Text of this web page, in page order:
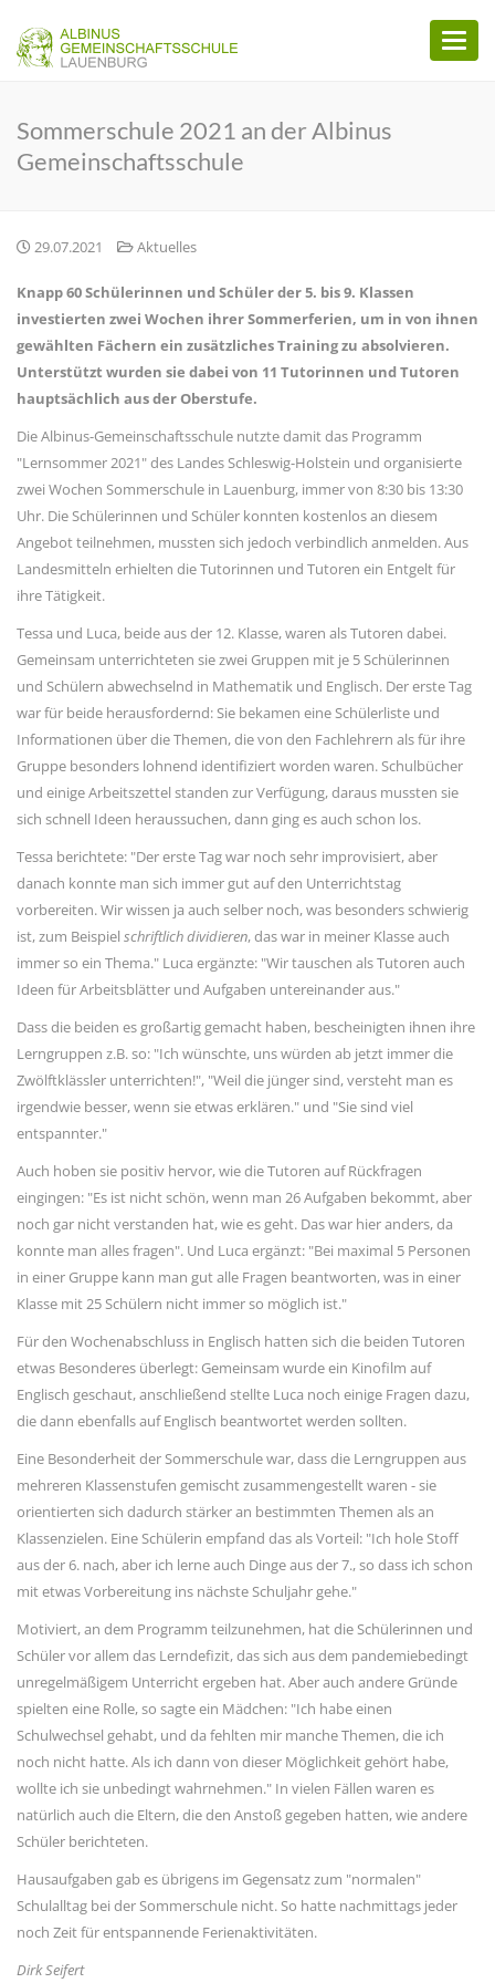
Toggle
Sommerschule 2021 an der Albinus
Gemeinschaftsschule
29.07.2021 Aktuelles
Knapp 60 Schülerinnen und Schüler der 5. bis 9. Klassen
investierten zwei Wochen ihrer Sommerferien, um in von ihnen
gewählten Fächern ein zusätzliches Training zu absolvieren.
Unterstützt wurden sie dabei von 11 Tutorinnen und Tutoren
hauptsächlich aus der Oberstufe.
Die Albinus-Gemeinschaftsschule nutzte damit das Programm
"Lernsommer 2021" des Landes Schleswig-Holstein und organisierte
zwei Wochen Sommerschule in Lauenburg, immer von 8:30 bis 13:30
Uhr. Die Schülerinnen und Schüler konnten kostenlos an diesem
Angebot teilnehmen, mussten sich jedoch verbindlich anmelden. Aus
Landesmitteln erhielten die Tutorinnen und Tutoren ein Entgelt für
ihre Tätigkeit.
Tessa und Luca, beide aus der 12. Klasse, waren als Tutoren dabei.
Gemeinsam unterrichteten sie zwei Gruppen mit je 5 Schülerinnen
und Schülern abwechselnd in Mathematik und Englisch. Der erste Tag
war für beide herausfordernd: Sie bekamen eine Schülerliste und
Informationen über die Themen, die von den Fachlehrern als für ihre
Gruppe besonders lohnend identifiziert worden waren. Schulbücher
und einige Arbeitszettel standen zur Verfügung, daraus mussten sie
sich schnell Ideen heraussuchen, dann ging es auch schon los.
Tessa berichtete: "Der erste Tag war noch sehr improvisiert, aber
danach konnte man sich immer gut auf den Unterrichtstag
vorbereiten. Wir wissen ja auch selber noch, was besonders schwierig
ist, zum Beispiel schriftlich dividieren, das war in meiner Klasse auch
immer so ein Thema." Luca ergänzte: "Wir tauschen als Tutoren auch
Ideen für Arbeitsblätter und Aufgaben untereinander aus."
Dass die beiden es großartig gemacht haben, bescheinigten ihnen ihre
Lerngruppen z.B. so: "Ich wünschte, uns würden ab jetzt immer die
Zwölftklässler unterrichten!", "Weil die jünger sind, versteht man es
irgendwie besser, wenn sie etwas erklären." und "Sie sind viel
entspannter."
Auch hoben sie positiv hervor, wie die Tutoren auf Rückfragen
eingingen: "Es ist nicht schön, wenn man 26 Aufgaben bekommt, aber
noch gar nicht verstanden hat, wie es geht. Das war hier anders, da
konnte man alles fragen". Und Luca ergänzt: "Bei maximal 5 Personen
in einer Gruppe kann man gut alle Fragen beantworten, was in einer
Klasse mit 25 Schülern nicht immer so möglich ist."
Für den Wochenabschluss in Englisch hatten sich die beiden Tutoren
etwas Besonderes überlegt: Gemeinsam wurde ein Kinofilm auf
Englisch geschaut, anschließend stellte Luca noch einige Fragen dazu,
die dann ebenfalls auf Englisch beantwortet werden sollten.
Eine Besonderheit der Sommerschule war, dass die Lerngruppen aus
mehreren Klassenstufen gemischt zusammengestellt waren - sie
orientierten sich dadurch stärker an bestimmten Themen als an
Klassenzielen. Eine Schülerin empfand das als Vorteil: "Ich hole Stoff
aus der 6. nach, aber ich lerne auch Dinge aus der 7., so dass ich schon
mit etwas Vorbereitung ins nächste Schuljahr gehe."
Motiviert, an dem Programm teilzunehmen, hat die Schülerinnen und
Schüler vor allem das Lerndefizit, das sich aus dem pandemiebedingt
unregelmäßigem Unterricht ergeben hat. Aber auch andere Gründe
spielten eine Rolle, so sagte ein Mädchen: "Ich habe einen
Schulwechsel gehabt, und da fehlten mir manche Themen, die ich
noch nicht hatte. Als ich dann von dieser Möglichkeit gehört habe,
wollte ich sie unbedingt wahrnehmen." In vielen Fällen waren es
natürlich auch die Eltern, die den Anstoß gegeben hatten, wie andere
Schüler berichteten.
Hausaufgaben gab es übrigens im Gegensatz zum "normalen"
Schulalltag bei der Sommerschule nicht. So hatte nachmittags jeder
noch Zeit für entspannende Ferienaktivitäten.
Dirk Seifert